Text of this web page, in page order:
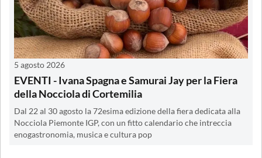
5 agosto 2026
EVENTI - Ivana Spagna e Samurai Jay per la Fiera
della Nocciola di Cortemilia
Dal 22 al 30 agosto la 72esima edizione della fiera dedicata alla
Nocciola Piemonte IGP, con un fitto calendario che intreccia
enogastronomia, musica e cultura pop